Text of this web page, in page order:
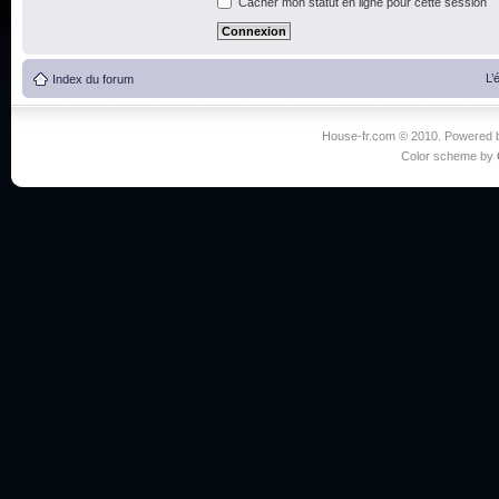
Index du forum
House-fr.com © 2010. Powered
Color scheme by